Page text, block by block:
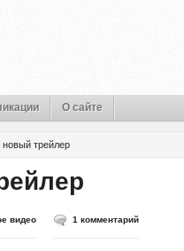
О сайте
трейлер
видео 1 комментарий